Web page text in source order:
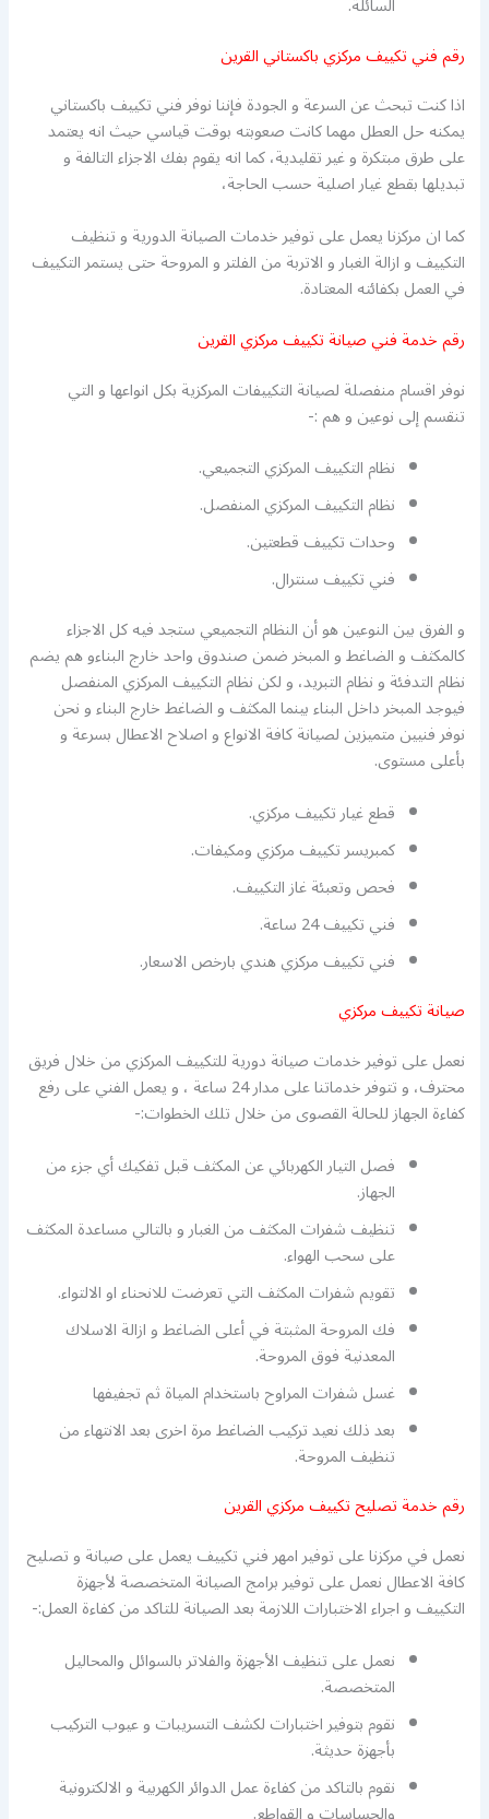
رقم فني تكييف مركزي باكستاني القرين
اذا كنت تبحث عن السرعة و الجودة فإننا نوفر فني تكييف باكستاني
يمكنه حل العطل مهما كانت صعوبته بوقت قياسي حيث انه يعتمد
على طرق مبتكرة و غير تقليدية، كما انه يقوم بفك الاجزاء التالفة و
تبديلها بقطع غيار اصلية حسب الحاجة،
كما ان مركزنا يعمل على توفير خدمات الصيانة الدورية و تنظيف
التكييف و ازالة الغبار و الاتربة من الفلتر و المروحة حتى يستمر التكييف
في العمل بكفائته المعتادة.
رقم خدمة فني صيانة تكييف مركزي القرين
نوفر اقسام منفصلة لصيانة التكييفات المركزية بكل انواعها و التي
تنقسم إلى نوعين و هم :-
نظام التكييف المركزي التجميعي.
نظام التكييف المركزي المنفصل.
وحدات تكييف قطعتين.
فني تكييف سنترال.
و الفرق بين النوعين هو أن النظام التجميعي ستجد فيه كل الاجزاء
كالمكثف و الضاغط و المبخر ضمن صندوق واحد خارج البناءو هم يضم
نظام التدفئة و نظام التبريد، و لكن نظام التكييف المركزي المنفصل
فيوجد المبخر داخل البناء بينما المكثف و الضاغط خارج البناء و نحن
نوفر فنيين متميزين لصيانة كافة الانواع و اصلاح الاعطال بسرعة و
بأعلى مستوى.
قطع غيار تكييف مركزي.
كمبريسر تكييف مركزي ومكيفات.
فحص وتعبئة غاز التكييف.
فني تكييف 24 ساعة.
فني تكييف مركزي هندي بارخص الاسعار.
صيانة تكييف مركزي
نعمل على توفير خدمات صيانة دورية للتكييف المركزي من خلال فريق
محترف، و تتوفر خدماتنا على مدار 24 ساعة ، و يعمل الفني على رفع
كفاءة الجهاز للحالة القصوى من خلال تلك الخطوات:-
فصل التيار الكهربائي عن المكثف قبل تفكيك أي جزء من
الجهاز.
تنظيف شفرات المكثف من الغبار و بالتالي مساعدة المكثف
على سحب الهواء.
تقويم شفرات المكثف التي تعرضت للانحناء او الالتواء.
فك المروحة المثبتة في أعلى الضاغط و ازالة الاسلاك
المعدنية فوق المروحة.
غسل شفرات المراوح باستخدام المياة ثم تجفيفها
بعد ذلك نعيد تركيب الضاغط مرة اخرى بعد الانتهاء من
تنظيف المروحة.
رقم خدمة تصليح تكييف مركزي القرين
نعمل في مركزنا على توفير امهر فني تكييف يعمل على صيانة و تصليح
كافة الاعطال نعمل على توفير برامج الصيانة المتخصصة لأجهزة
التكييف و اجراء الاختبارات اللازمة بعد الصيانة للتاكد من كفاءة العمل:-
نعمل على تنظيف الأجهزة والفلاتر بالسوائل والمحاليل
المتخصصة.
نقوم بتوفير اختبارات لكشف التسريبات و عيوب التركيب
بأجهزة حديثة.
نقوم بالتاكد من كفاءة عمل الدوائر الكهربية و الالكترونية